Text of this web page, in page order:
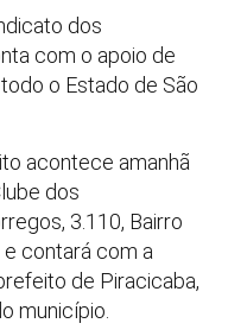
dos
com o apoio de
o Estado de São
acontece amanhã
dos
3.110, Bairro
e contará com a
de Piracicaba,
município.